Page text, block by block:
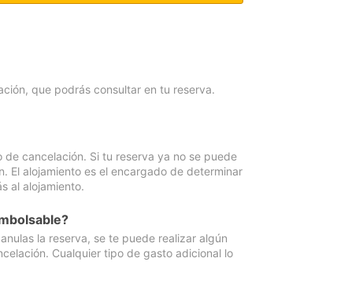
que podrás consultar en tu reserva.
cancelación. Si tu reserva ya no se puede
El alojamiento es el encargado de determinar
al alojamiento.
la reserva, se te puede realizar algún
Cualquier tipo de gasto adicional lo